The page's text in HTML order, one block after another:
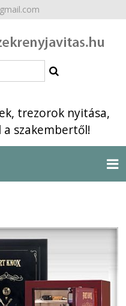
trezorok nyitása,
szakembertől!